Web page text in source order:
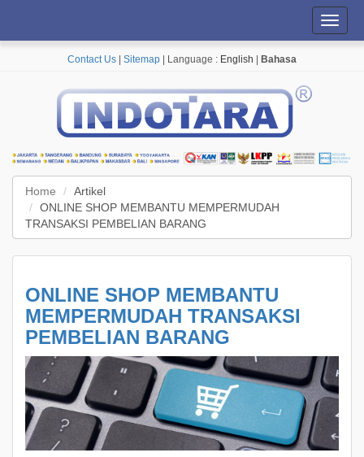
Contact Us Sitemap | Language : English Bahasa
Home
Artikel
ONLINE SHOP MEMBANTU MEMPERMUDAH
TRANSAKSI PEMBELIAN BARANG
ONLINE SHOP MEMBANTU
MEMPERMUDAH TRANSAKSI
PEMBELIAN BARANG